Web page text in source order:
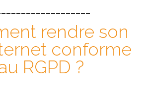
rendre son
conforme
RGPD ?